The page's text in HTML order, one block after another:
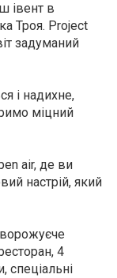
івент в
Троя. Project
задуманий
і надихне,
міцний
air, де ви
настрій, який
4
спеціальні